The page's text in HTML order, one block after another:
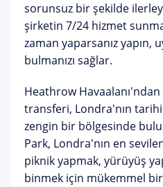
sorunsuz bir şekilde
şirketin 7/24 hizmet
zaman yaparsanız
bulmanızı sağlar.
Heathrow
transferi, Londra'nın
zengin bir bölgesinde
Park, Londra'nın en
piknik yapmak, yürüyüş
binmek için mükemmel bir